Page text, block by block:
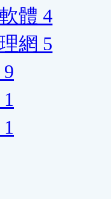
體 4
網 5
9
1
1